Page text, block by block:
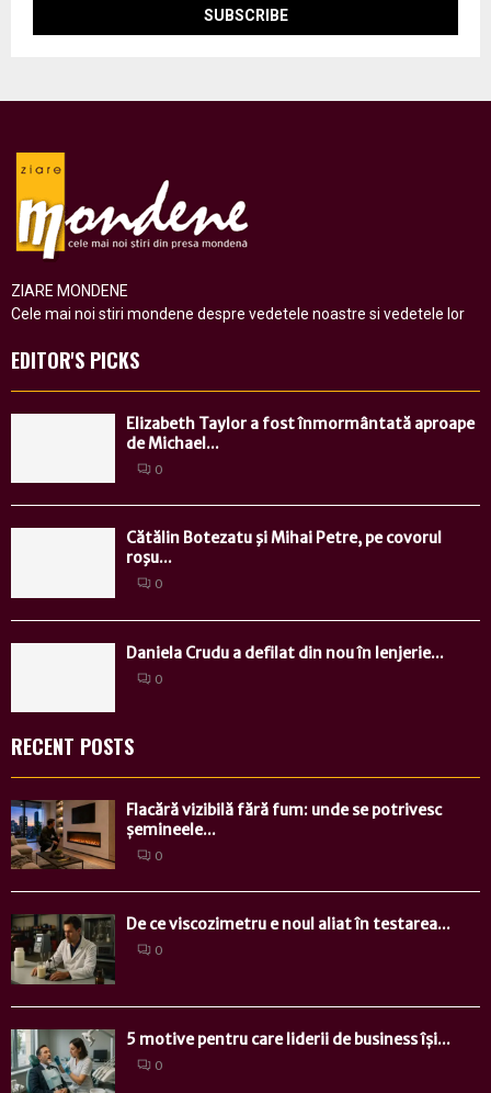
ZIARE MONDENE
Cele mai noi stiri mondene despre vedetele noastre si vedetele lor
EDITOR'S PICKS
Elizabeth Taylor a fost înmormântată aproape
de Michael...
0
Cătălin Botezatu şi Mihai Petre, pe covorul
roşu...
0
Daniela Crudu a defilat din nou în lenjerie...
0
RECENT POSTS
Flacără vizibilă fără fum: unde se potrivesc
șemineele...
0
De ce viscozimetru e noul aliat în testarea...
0
5 motive pentru care liderii de business își...
0